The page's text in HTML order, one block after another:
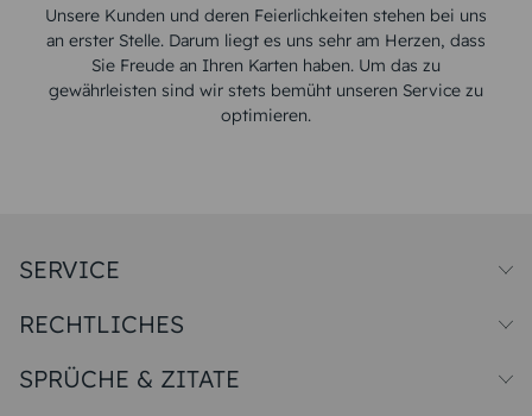
Unsere Kunden und deren Feierlichkeiten stehen bei uns
an erster Stelle. Darum liegt es uns sehr am Herzen, dass
Sie Freude an Ihren Karten haben. Um das zu
gewährleisten sind wir stets bemüht unseren Service zu
optimieren.
SERVICE
Papiersorten
Unsere Produktion
Magazin
RECHTLICHES
Widerrufsbelehrung
SPRÜCHE & ZITATE